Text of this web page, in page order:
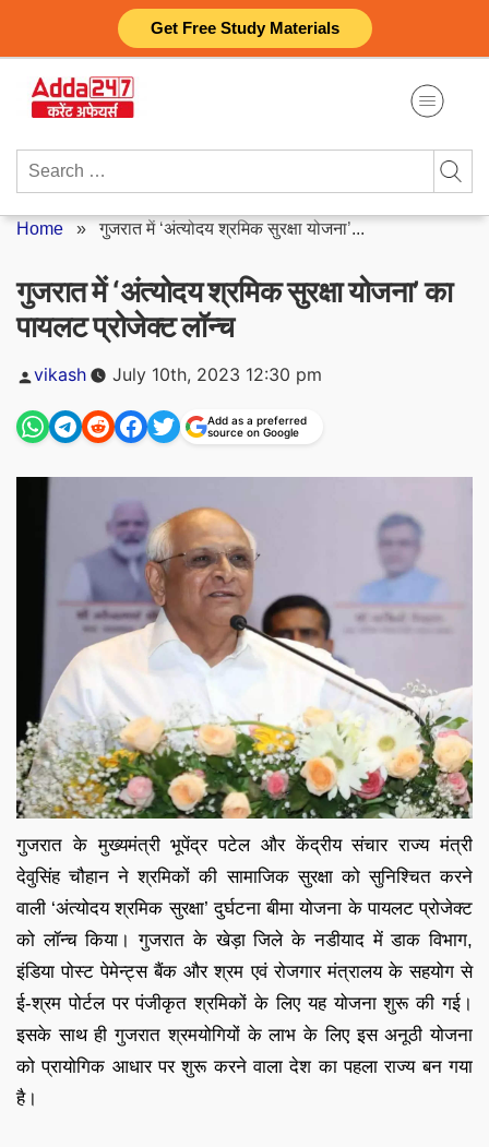
Get Free Study Materials
content
Search
Home »गुजरात में ‘अंत्योदय श्रमिक सुरक्षा योजना’...
गुजरात में ‘अंत्योदय श्रमिक सुरक्षा योजना’ का
पायलट प्रोजेक्ट लॉन्च
Posted
vikash July 10th, 2023 12:30 pm
Add as a preferred
source on Google
गुजरात के मुख्यमंत्री भूपेंद्र पटेल और केंद्रीय संचार राज्य मंत्री
देवुसिंह चौहान ने श्रमिकों की सामाजिक सुरक्षा को सुनिश्चित करने
वाली ‘अंत्योदय श्रमिक सुरक्षा’ दुर्घटना बीमा योजना के पायलट प्रोजेक्ट
को लॉन्च किया। गुजरात के खेड़ा जिले के नडीयाद में डाक विभाग,
इंडिया पोस्ट पेमेन्ट्स बैंक और श्रम एवं रोजगार मंत्रालय के सहयोग से
ई-श्रम पोर्टल पर पंजीकृत श्रमिकों के लिए यह योजना शुरू की गई।
इसके साथ ही गुजरात श्रमयोगियों के लाभ के लिए इस अनूठी योजना
को प्रायोगिक आधार पर शुरू करने वाला देश का पहला राज्य बन गया
है।